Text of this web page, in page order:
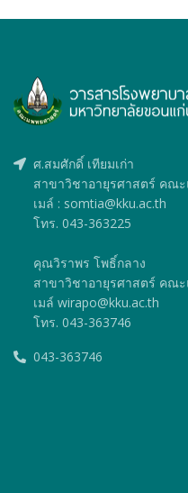
ศ.สมศักดิ์ เทียมเก่า
สาขาวิชาอายุรศาสตร์ คณ
เมล์ : somtia@kku.ac.th
โทร. 043-363225
คุณวิราพร โพธิ์กลาง
สาขาวิชาอายุรศาสตร์ คณ
เมล์ wirapo@kku.ac.th
โทร. 043-363746
043-363746